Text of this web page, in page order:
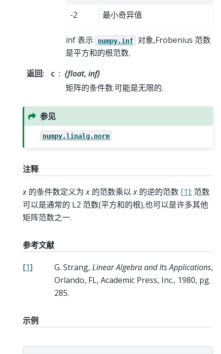
-2
最小奇异值
inf 表示 numpy.inf
对象,Frobenius 范数
是平方和的根范数.
返回: c
{float, inf}
矩阵的条件数.可能是无限的.
参见
numpy.linalg.norm
注释
x 的条件数定义为x 的范数乘以x 的逆的范数 [1]; 范数
可以是通常的 L2 范数(平方和的根),也可以是许多其他
矩阵范数之一.
参考文献
[1] G. Strang, Linear Algebra and Its Applications,
Orlando, FL, Academic Press, Inc., 1980, pg.
285.
示例